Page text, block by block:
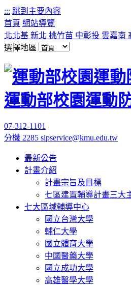
::: 跳到主要內容
首頁 網站導覽
北北基 新北 桃竹苗 中彰投 雲嘉南
選擇地區
運動部校園運動
07-312-1101
分機 2285 sipservice@kmu.edu.tw
最新公告
計畫介紹
計畫宗旨及目標
七區建置輔導計畫三大
七大區域輔導中心
國立台灣大學
輔仁大學
國立體育大學
中國醫藥大學
國立成功大學
高雄醫學大學